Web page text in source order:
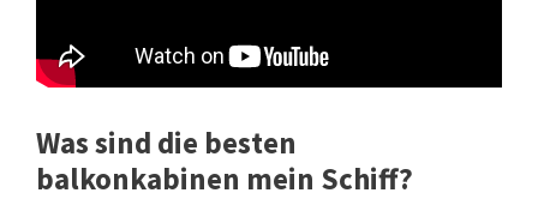
Was sind die besten
balkonkabinen mein Schiff?